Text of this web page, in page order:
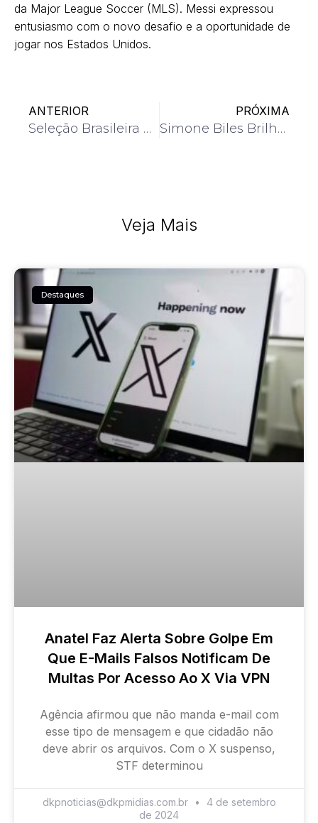
da Major League Soccer (MLS). Messi expressou
entusiasmo com o novo desafio e a oportunidade de
jogar nos Estados Unidos.
ANTERIOR
Seleção Brasileira de Vôlei Masculino é Campeã da Liga das Nações
PRÓXIMA
Simone Biles Brilha no Mundial de Ginástica
Veja Mais
Destaques
Anatel Faz Alerta Sobre Golpe Em
Que E-Mails Falsos Notificam De
Multas Por Acesso Ao X Via VPN
Agência afirmou que não manda e-mail com
esse tipo de mensagem e que cidadão não
deve abrir os arquivos. Com o X suspenso,
STF determinou
dkpnoticias@dkpmidias.com.br
4 de setembro
de 2024